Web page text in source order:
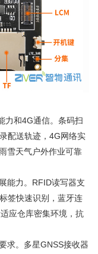
和4G通信。条码扫
配送轨迹，4G网络实
雪天气户外作业可靠
力。RFID读写器支
签快速识别，蓝牙连
应仓库密集环境，抗
。多星GNSS接收器